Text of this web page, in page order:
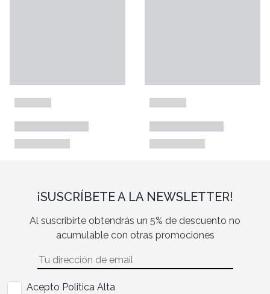
¡SUSCRÍBETE A LA NEWSLETTER!
Al suscribirte obtendrás un 5% de descuento no
acumulable con otras promociones
Acepto Politica Alta